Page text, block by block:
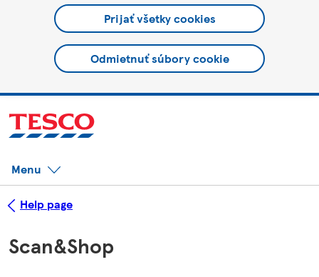
Prijať všetky cookies
Odmietnuť súbory cookie
Menu
Help page
Scan&Shop